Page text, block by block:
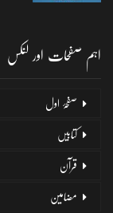
اہم صفحات اور لنکس
صفحۂ اول
کتابیں
قرآن
مضامین